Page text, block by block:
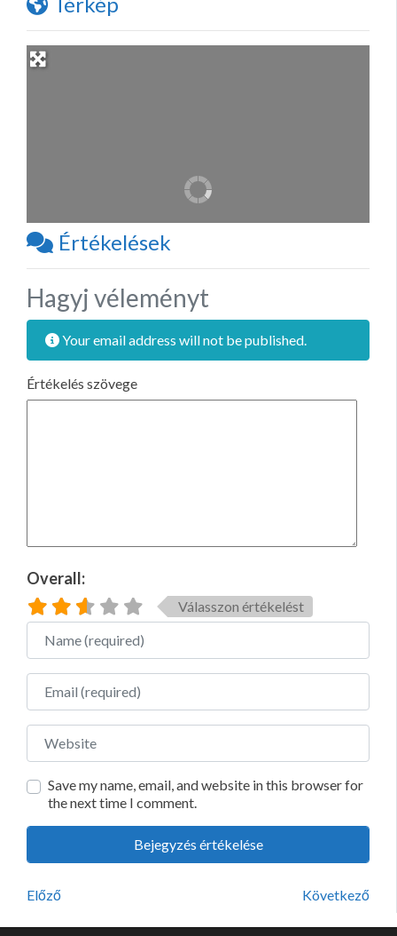
Értékelések
Hagyj véleményt
Your email address will not be published.
Értékelés szövege
Overall:
Válasszon értékelést
Name
Email
Website
Save my name, email, and website in this browser for
the next time I comment.
Előző Következő